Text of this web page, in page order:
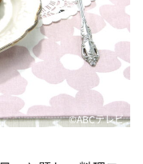
©ABCテレビ